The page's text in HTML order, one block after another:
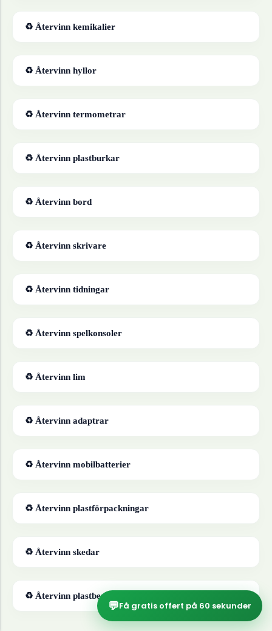
♻ Återvinn kemikalier
♻ Återvinn hyllor
♻ Återvinn termometrar
♻ Återvinn plastburkar
♻ Återvinn bord
♻ Återvinn skrivare
♻ Återvinn tidningar
♻ Återvinn spelkonsoler
♻ Återvinn lim
♻ Återvinn adaptrar
♻ Återvinn mobilbatterier
♻ Återvinn plastförpackningar
♻ Återvinn skedar
♻ Återvinn plastbestick
💬Få gratis offert på 60 sekunder